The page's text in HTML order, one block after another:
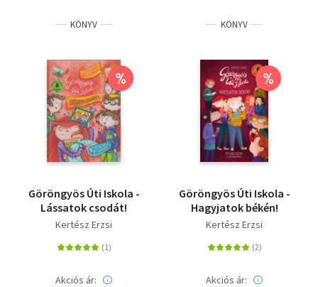
KÖNYV
%
Göröngyös Úti Iskola -
Lássatok csodát!
Kertész Erzsi
Akciós ár:
KÖNYV
%
Göröngyös Úti Iskola -
Hagyjatok békén!
Kertész Erzsi
Akciós ár: